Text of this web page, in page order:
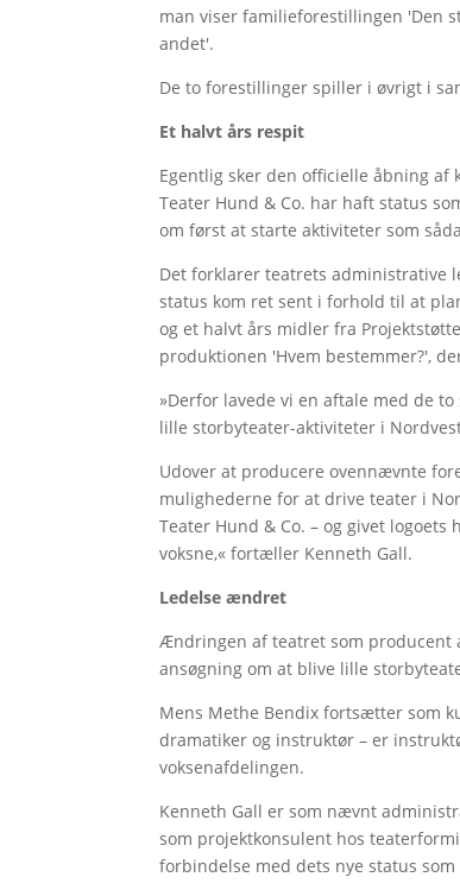
man viser familieforestillingen 'Den
andet'.
De to forestillinger spiller i øvrigt i
Et halvt års respit
Egentlig sker den officielle åbning
Teater Hund & Co. har haft status
om først at starte aktiviteter som
Det forklarer teatrets administrative
status kom ret sent i forhold til at
og et halvt års midler fra
produktionen 'Hvem bestemmer?',
»Derfor lavede vi en aftale med de
lille storbyteater-aktiviteter i
Udover at producere ovennævnte
mulighederne for at drive teater i
Teater Hund & Co. – og givet
voksne,« fortæller Kenneth Gall.
Ledelse ændret
Ændringen af teatret som producent
ansøgning om at blive lille
Mens Methe Bendix fortsætter som
dramatiker og instruktør – er
voksenafdelingen.
Kenneth Gall er som nævnt
som projektkonsulent hos
forbindelse med dets nye status